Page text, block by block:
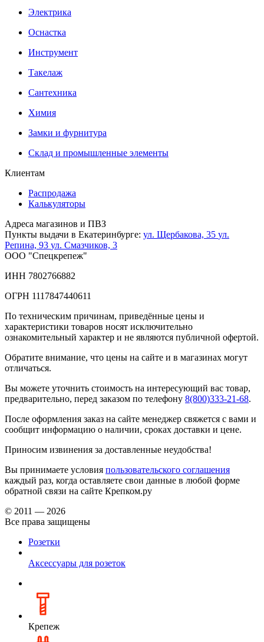
Электрика
Оснастка
Инструмент
Такелаж
Сантехника
Химия
Замки и фурнитура
Склад и промышленные элементы
Клиентам
Распродажа
Калькуляторы
Адреса магазинов и ПВЗ
Пункты выдачи в Екатеринбурге: ул. Щербакова, 35 ул.
Репина, 93 ул. Смазчиков, 3
ООО "Спецкрепеж"
ИНН 7802766882
ОГРН 1117847440611
По техническим причинам, приведённые цены и
характеристики товаров носят исключительно
ознакомительный характер и не являются публичной офертой.
Обратите внимание, что цены на сайте и в магазинах могут
отличаться.
Вы можете уточнить стоимость на интересующий вас товар,
предварительно, перед заказом по телефону 8(800)333-21-68.
После оформления заказ на сайте менеджер свяжется с вами и
сообщит информацию о наличии, сроках доставки и цене.
Приносим извинения за доставленные неудобства!
Вы принимаете условия пользовательского соглашения
каждый раз, когда оставляете свои данные в любой форме
обратной связи на сайте Крепком.ру
© 2011 — 2026
Все права защищены
Розетки
Аксессуары для розеток
Крепеж